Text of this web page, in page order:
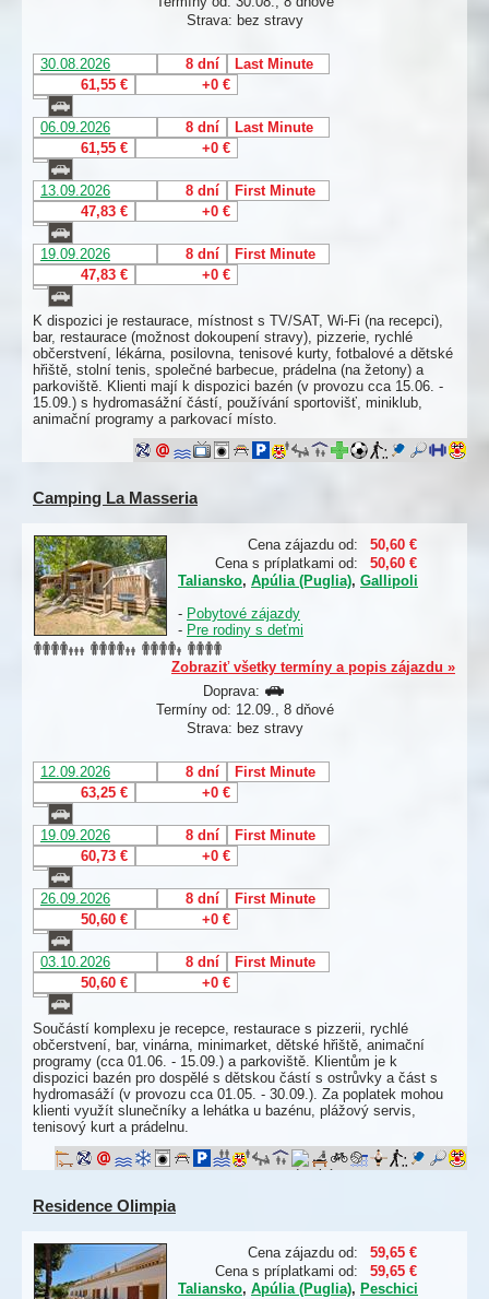
Strava: bez stravy
30.08.2026 8 dní
Last Minute
61,55 €
+0 €
06.09.2026 8 dní
Last Minute
61,55 €
+0 €
13.09.2026 8 dní
First Minute
47,83 €
+0 €
19.09.2026 8 dní
First Minute
47,83 €
+0 €
K dispozici je restaurace, místnost s TV/SAT, Wi-Fi (na recepci),
bar, restaurace (možnost dokoupení stravy), pizzerie, rychlé
občerstvení, lékárna, posilovna, tenisové kurty, fotbalové a dětské
hřiště, stolní tenis, společné barbecue, prádelna (na žetony) a
parkoviště. Klienti mají k dispozici bazén (v provozu cca 15.06. -
15.09.) s hydromasážní částí, používání sportovišť, miniklub,
animační programy a parkovací místo.
Camping La Masseria
Cena zájazdu od:
50,60 €
Cena s príplatkami od:
50,60 €
Taliansko, Apúlia (Puglia), Gallipoli
- Pobytové zájazdy
- Pre rodiny s deťmi
Zobraziť všetky termíny a popis zájazdu »
Doprava:
Termíny od: 12.09., 8 dňové
Strava: bez stravy
12.09.2026 8 dní
First Minute
63,25 €
+0 €
19.09.2026 8 dní
First Minute
60,73 €
+0 €
26.09.2026 8 dní
First Minute
50,60 €
+0 €
03.10.2026 8 dní
First Minute
50,60 €
+0 €
Součástí komplexu je recepce, restaurace s pizzerii, rychlé
občerstvení, bar, vinárna, minimarket, dětské hřiště, animační
programy (cca 01.06. - 15.09.) a parkoviště. Klientům je k
dispozici bazén pro dospělé s dětskou částí s ostrůvky a část s
hydromasáží (v provozu cca 01.05. - 30.09.). Za poplatek mohou
klienti využít slunečníky a lehátka u bazénu, plážový servis,
tenisový kurt a prádelnu.
Residence Olimpia
Cena zájazdu od:
59,65 €
Cena s príplatkami od:
59,65 €
Taliansko, Apúlia (Puglia), Peschici